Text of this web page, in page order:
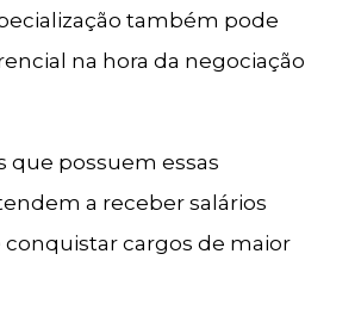
também pode
na hora da negociação
que possuem essas
a receber salários
conquistar cargos de maior